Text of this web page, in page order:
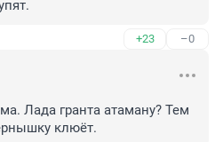
+23 –0
Лада гранта атаману? Тем
клюёт.